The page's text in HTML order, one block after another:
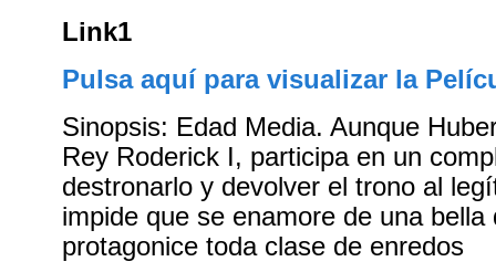
Link1
Pulsa aquí para visualizar la
Sinopsis: Edad Media. Aunque
Rey Roderick I, participa en un
destronarlo y devolver el trono al
impide que se enamore de una bella
protagonice toda clase de enredos